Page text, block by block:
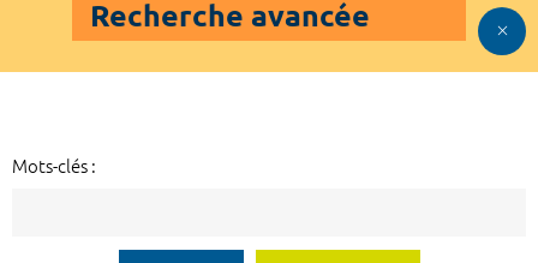
Recherche avancée
Mots-clés :